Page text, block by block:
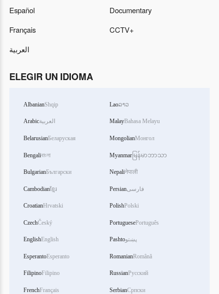
Español
Français
العربية
Documentary
CCTV+
ELEGIR UN IDIOMA
AlbanianShqip
Arabicالعربية
BelarusianБеларуская
Bengaliবাংলা
BulgarianБългарски
Cambodianខ្មែរ
CroatianHrvatski
CzechČeský
EnglishEnglish
EsperantoEsperanto
FilipinoFilipino
FrenchFrançais
Laoລາວ
MalayBahasa Melayu
MongolianМонгол
Myanmar မြန်မာဘာသာ
Nepaliनेपाली
Persianفارسی
PolishPolski
PortuguesePortuguês
Pashtoپښتو
RomanianRomână
RussianРусский
SerbianСрпски